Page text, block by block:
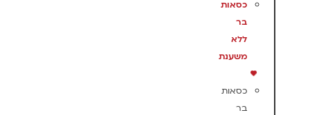
כסאות
בר
ללא
משענת
כסאות
בר